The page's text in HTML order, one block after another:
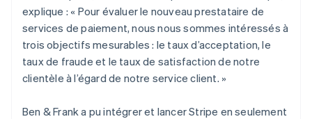
explique : « Pour évaluer le nouveau prestataire de
services de paiement, nous nous sommes intéressés à
trois objectifs mesurables : le taux d’acceptation, le
taux de fraude et le taux de satisfaction de notre
clientèle à l’égard de notre service client. »
Ben & Frank a pu intégrer et lancer Stripe en seulement